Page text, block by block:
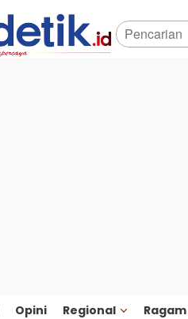
Opini Regional Ragam